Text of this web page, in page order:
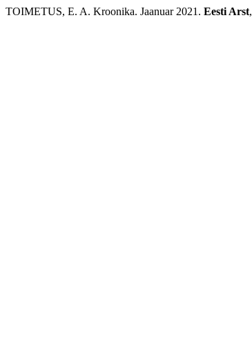
TOIMETUS, E. A. Kroonika. Jaanuar 2021. Eesti Arst,